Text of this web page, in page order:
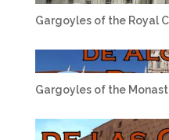
Gargoyles of the Royal
Gargoyles of the